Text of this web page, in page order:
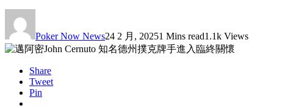
Poker Now News24 2 月, 20251 Mins read1.1k Views
Share
Tweet
Pin